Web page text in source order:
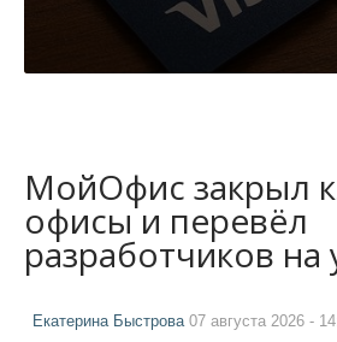
МойОфис закрыл
офисы и перевёл
разработчиков на
Екатерина Быстрова07 августа 2026 -